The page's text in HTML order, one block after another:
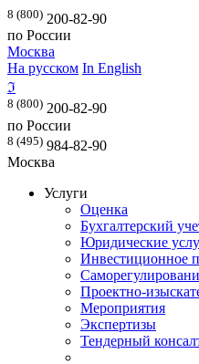
8 (800) 200-82-90
по России
Москва
На русском In English
ℑ
8 (800) 200-82-90
по России
8 (495) 984-82-90
Москва
Услуги
Оценка
Бухгалтерский
Юридические
Инвестиционное
Проектно-
Мероприятия
Экспертизы
Тендерный